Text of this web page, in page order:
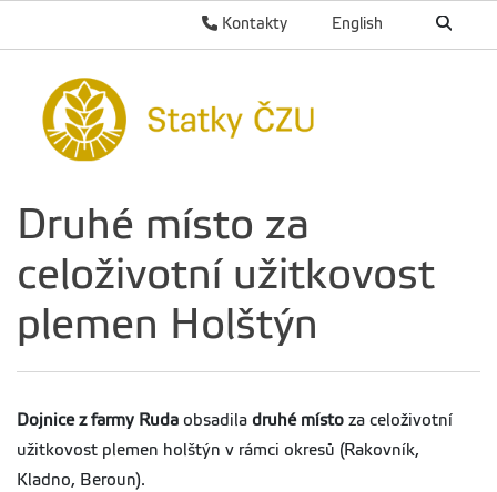
English
Kontakty
Druhé místo za
celoživotní užitkovost
plemen Holštýn
Dojnice z farmy Ruda obsadila druhé místo za celoživotní
užitkovost plemen holštýn v rámci okresů (Rakovník,
Kladno, Beroun).